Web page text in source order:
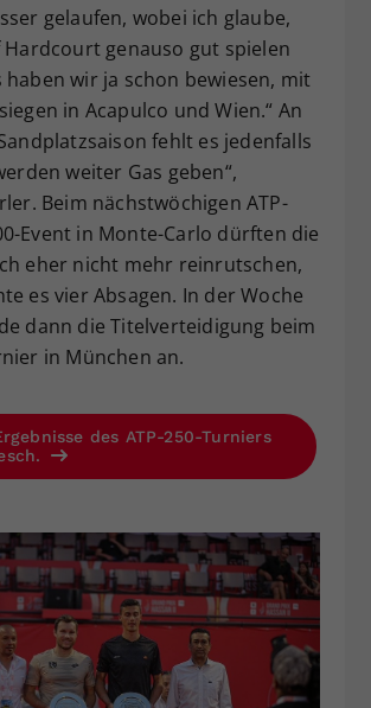
gelaufen, wobei ich glaube,
Hardcourt genauso gut spielen
haben wir ja schon bewiesen, mit
in Acapulco und Wien.“ An
fehlt es jedenfalls
weiter Gas geben“,
Beim nächstwöchigen ATP-
Event in Monte-Carlo dürften die
eher nicht mehr reinrutschen,
es vier Absagen. In der Woche
dann die Titelverteidigung beim
in München an.
des ATP-250-Turniers